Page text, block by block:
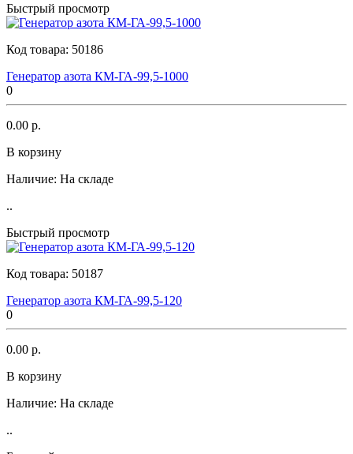
Быстрый просмотр
Код товара: 50186
Генератор азота КМ-ГА-99,5-1000
0
0.00 р.
В корзину
Наличие: На складе
..
Быстрый просмотр
Код товара: 50187
Генератор азота КМ-ГА-99,5-120
0
0.00 р.
В корзину
Наличие: На складе
..